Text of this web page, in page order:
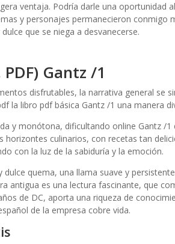
ventaja. Podría darle una oportunidad
y personajes permanecieron conmigo
que se niega a desvanecerse.
PDF) Gantz /1
disfrutables, la narrativa general se
la libro pdf básica Gantz /1 una manera
y monótona, dificultando online Gantz /
horizontes culinarios, con recetas tan
con la luz de la sabiduría y la emoción.
dulce quema, una llama suave y
antigua es una lectura fascinante, que
de DC, aporta una riqueza de
de la empresa cobre vida.